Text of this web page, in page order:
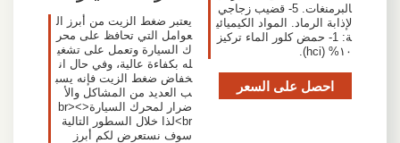
البرمنغات. 5- قضيب زجاجي
لإذابة الرماد. المواد الكيميائي
ة: 1- حمض كلور الماء تركيز
۱۰% (hci).
احصل على السعر
يعتبر ضغط الزيت من أبرز ال
عوامل التي تحافظ على محر
ك السيارة وتعمل على تشغي
له بكفاءة عالية، وفي حال ان
خفاض ضغط الزيت فإنه يسب
ب العديد من المشاكل والأ
ضرار لمحرك السيارة<br><
br>لذا خلال السطور التالية
سوف نستعرض لكم أبرز